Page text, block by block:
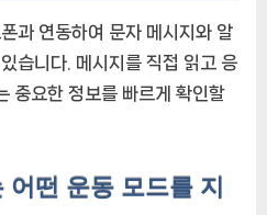
과 연동하여 문자 메시지와 알
습니다. 메시지를 직접 읽고 응
중요한 정보를 빠르게 확인할
떤 운동 모드를 지